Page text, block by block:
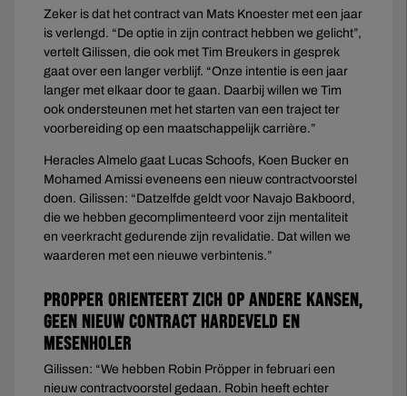
Zeker is dat het contract van Mats Knoester met een jaar
is verlengd. “De optie in zijn contract hebben we gelicht”,
vertelt Gilissen, die ook met Tim Breukers in gesprek
gaat over een langer verblijf. “Onze intentie is een jaar
langer met elkaar door te gaan. Daarbij willen we Tim
ook ondersteunen met het starten van een traject ter
voorbereiding op een maatschappelijk carrière.”
Heracles Almelo gaat Lucas Schoofs, Koen Bucker en
Mohamed Amissi eveneens een nieuw contractvoorstel
doen. Gilissen: “Datzelfde geldt voor Navajo Bakboord,
die we hebben gecomplimenteerd voor zijn mentaliteit
en veerkracht gedurende zijn revalidatie. Dat willen we
waarderen met een nieuwe verbintenis.”
Pröpper oriënteert zich op andere kansen,
geen nieuw contract Hardeveld en
Mesenhöler
Gilissen: “We hebben Robin Pröpper in februari een
nieuw contractvoorstel gedaan. Robin heeft echter